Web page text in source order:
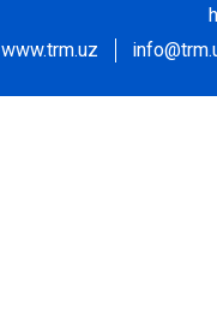
www.trm.uz